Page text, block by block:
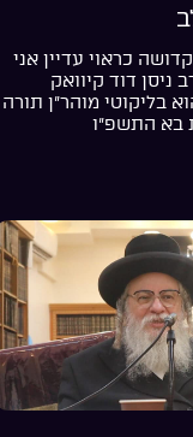
כראוי עדיין אני
ניסן דוד קיוואק
בליקוטי מוהר”ן תורה